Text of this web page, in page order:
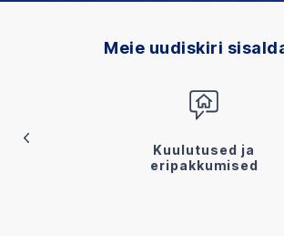
Meie uudiskiri
Kuulutused ja
eripakkumised